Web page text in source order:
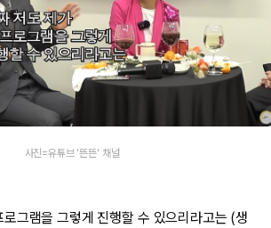
사진=유튜브 '뜬뜬' 채널
그램을 그렇게 진행할 수 있으리라고는 (생